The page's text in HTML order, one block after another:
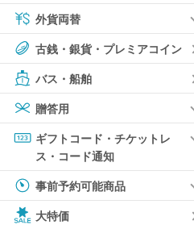
外貨両替
古銭・銀貨・プレミアコイン
バス・船舶
贈答用
ギフトコード・チケットレ
ス・コード通知
事前予約可能商品
大特価